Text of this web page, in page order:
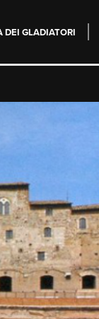
DEI GLADIATORI